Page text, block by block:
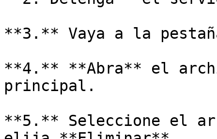
**3.** Vaya a la
**4.** **Abra** el
principal.
**5.** Seleccione el